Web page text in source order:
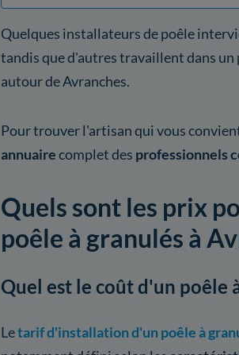
Quelques installateurs de poêle
tandis que d'autres travaillent dans
autour de Avranches.
Pour trouver l'artisan qui vous
annuairecomplet des professionnels
Quels sont les prix
poêle à granulés à
Quel est le coût d'un poêle
Letarif d'installation d'un poêle à